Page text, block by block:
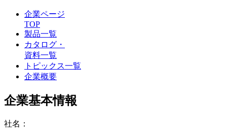
企業ページ
TOP
製品一覧
カタログ・
資料一覧
トピックス一覧
企業概要
企業基本情報
社名：